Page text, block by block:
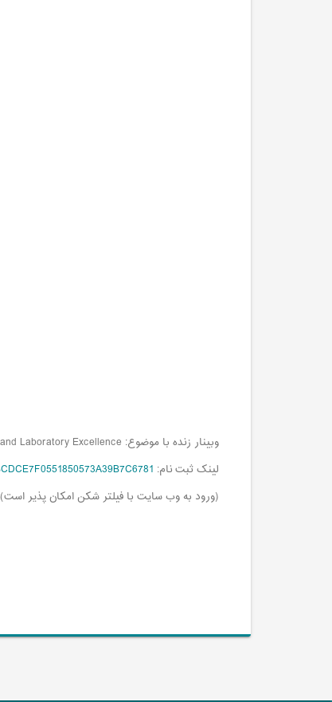
وبینار زنده با موضوع: Laboratory Excellence
لینک ثبت نام:
(ورود به وب سایت با فیلتر شکن امکان پذیر است)